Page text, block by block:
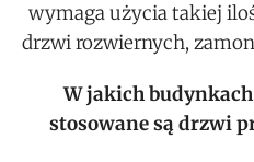
wymaga użycia takiej
drzwi rozwiernych,
W jakich
stosowane są drzwi